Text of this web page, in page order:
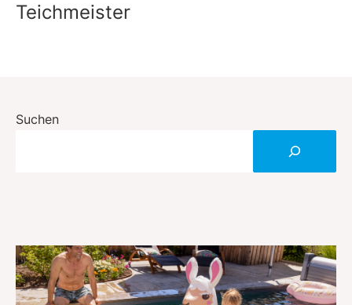
Teichmeister
Suchen